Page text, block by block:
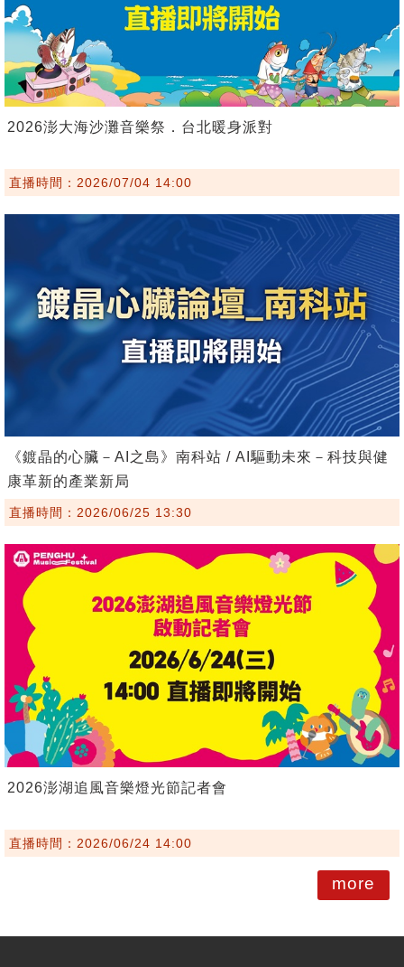
2026澎大海沙灘音樂祭．台北暖身派對
直播時間：2026/07/04 14:00
《鍍晶的心臟－AI之島》南科站 / AI驅動未來－科技與健
康革新的產業新局
直播時間：2026/06/25 13:30
2026澎湖追風音樂燈光節記者會
直播時間：2026/06/24 14:00
more